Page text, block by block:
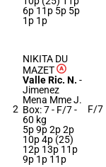
6p 11p 5p 5p
1p 1p
2
NIKITA DU
MAZET
Valle Ric. N. -
Jimenez
Mena Mme J.
Box: 7 - F/7 -
60 kg
5p 9p 2p 2p
10p 4p (25)
12p 13p 11p
9p 1p 11p
F/7